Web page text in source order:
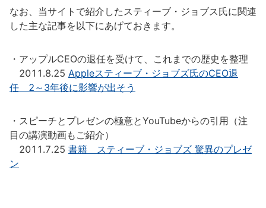
なお、当サイトで紹介したスティーブ・ジョブス氏に関連
した主な記事を以下にあげておきます。
・アップルCEOの退任を受けて、これまでの歴史を整理
2011.8.25 Appleスティーブ・ジョブズ氏のCEO退
任 2～3年後に影響が出そう
・スピーチとプレゼンの極意とYouTubeからの引用（注
目の講演動画もご紹介）
2011.7.25 書籍 スティーブ・ジョブズ 驚異のプレゼ
ン